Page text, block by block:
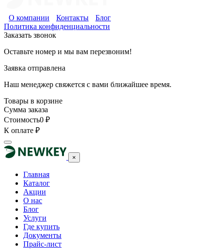
О компании Контакты
Блог
Политика конфиденциальности
Заказать звонок
Оставьте номер и мы вам перезвоним!
Заявка отправлена
Наш менеджер свяжется с вами ближайшее время.
Товары в корзине
Сумма заказа
Стоимость0 ₽
К оплате ₽
×
Главная
Каталог
Акции
О нас
Блог
Услуги
Где купить
Документы
Прайс-лист